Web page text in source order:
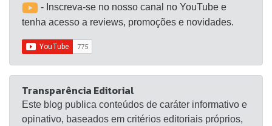
- Inscreva-se no nosso canal no YouTube e
tenha acesso a reviews, promoções e novidades.
Transparência Editorial
Este blog publica conteúdos de caráter informativo e
opinativo, baseados em critérios editoriais próprios,